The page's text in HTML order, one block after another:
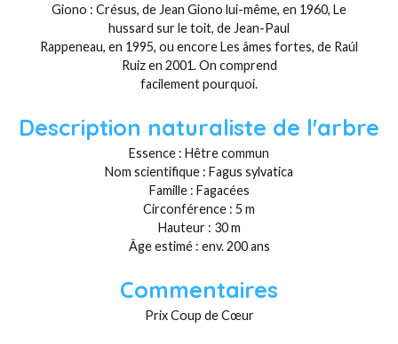
Giono : Crésus, de Jean Giono lui-même, en 1960, Le
hussard sur le toit, de Jean-Paul
Rappeneau, en 1995, ou encore Les âmes fortes, de Raúl
Ruiz en 2001. On comprend
facilement pourquoi.
Description naturaliste de l'arbre
Essence : Hêtre commun
Nom scientifique : Fagus sylvatica
Famille : Fagacées
Circonférence : 5 m
Hauteur : 30 m
Âge estimé : env. 200 ans
Commentaires
Prix Coup de Cœur